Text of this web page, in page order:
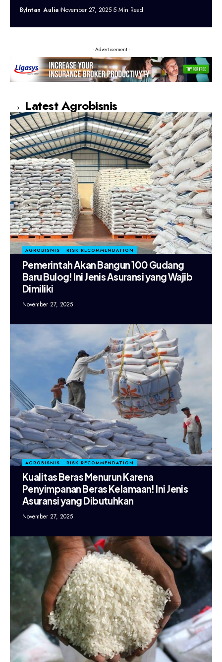
ByIntan Aulia November 27, 2025 5 Min Read
- Advertisement -
→ Latest Agrobisnis
AGROBISNIS RISK RECOMMENDATION
Pemerintah Akan Bangun 100 Gudang
Baru Bulog! Ini Jenis Asuransi yang Wajib
Dimiliki
November 27, 2025
AGROBISNIS RISK RECOMMENDATION
Kualitas Beras Menurun Karena
Penyimpanan Beras Kelamaan! Ini Jenis
Asuransi yang Dibutuhkan
November 27, 2025